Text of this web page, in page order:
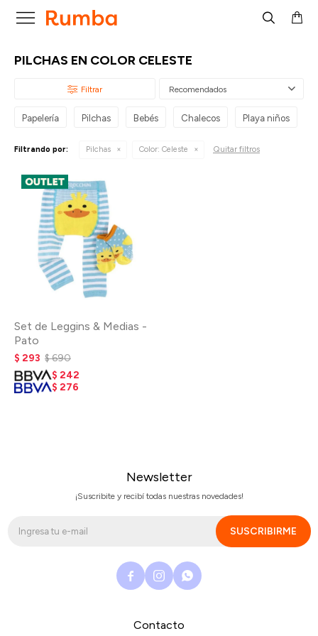

PILCHAS EN COLOR CELESTE
Recomendados
Papelería Pilchas Bebés Chalecos Playa niños
Filtrando por: Pilchas Color: Celeste Quitar filtros
Set de Leggins & Medias -
Pato
$ 293 $690
$ 242
$ 276
Contacto
Newsletter
¡Suscribite y recibí todas nuestras novedades!
SUSCRIBIRME
  